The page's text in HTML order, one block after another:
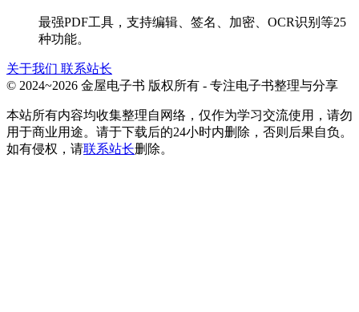
最强PDF工具，支持编辑、签名、加密、OCR识别等25
种功能。
关于我们 联系站长
© 2024~2026 金屋电子书 版权所有 - 专注电子书整理与分享
本站所有内容均收集整理自网络，仅作为学习交流使用，请勿
用于商业用途。请于下载后的24小时内删除，否则后果自负。
如有侵权，请联系站长删除。